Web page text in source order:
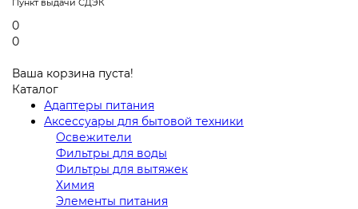
Пункт выдачи СДЭК
0
0
Ваша корзина пуста!
Каталог
Адаптеры питания
Аксессуары для бытовой техники
Освежители
Фильтры для воды
Фильтры для вытяжек
Химия
Элементы питания